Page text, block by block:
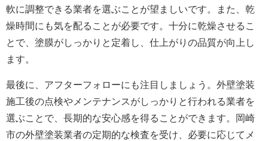
軟に調整できる業者を選ぶことが望ましいです。また、乾
燥時間にも気を配ることが必要です。十分に乾燥させるこ
とで、塗膜がしっかりと定着し、仕上がりの品質が向上し
ます。
最後に、アフターフォローにも注目しましょう。外壁塗装
施工後の点検やメンテナンスがしっかりと行われる業者を
選ぶことで、長期的な安心感を得ることができます。岡崎
市の外壁塗装業者の定期的な検査を受け、必要に応じてメ